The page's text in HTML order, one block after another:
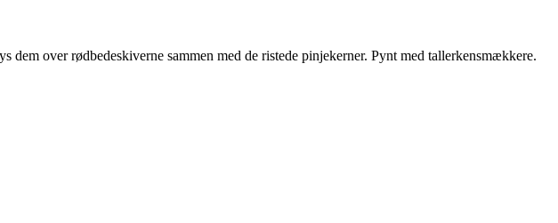
over rødbedeskiverne sammen med de ristede pinjekerner. Pynt med tallerkensmækkere.